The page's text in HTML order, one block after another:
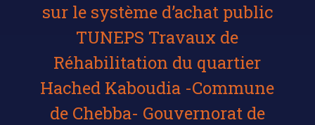
sur le système d’achat public
TUNEPS Travaux de
Réhabilitation du quartier
Hached Kaboudia -Commune
de Chebba- Gouvernorat de